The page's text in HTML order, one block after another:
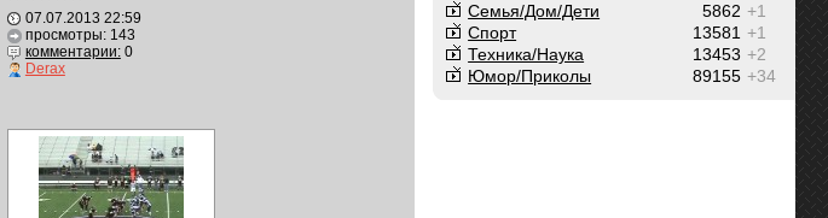
07.07.2013 22:59
просмотры: 143
комментарии:0
Derax
+1
5862
Семья/Дом/Дети
+1
13581
Спорт
+2
13453
Техника/Наука
+34
89155
Юмор/Приколы